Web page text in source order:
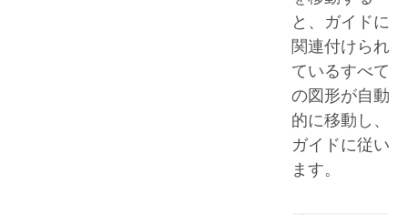
と、ガイドに
関連付けられ
ているすべて
の図形が自動
的に移動し、
ガイドに従い
ます。